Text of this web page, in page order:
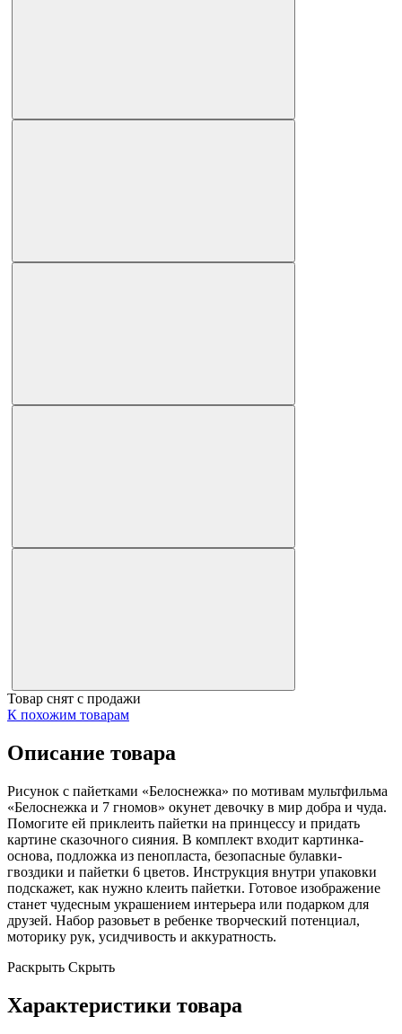
Товар снят с продажи
К похожим товарам
Описание товара
Рисунок с пайетками «Белоснежка» по мотивам мультфильма
«Белоснежка и 7 гномов» окунет девочку в мир добра и чуда.
Помогите ей приклеить пайетки на принцессу и придать
картине сказочного сияния. В комплект входит картинка-
основа, подложка из пенопласта, безопасные булавки-
гвоздики и пайетки 6 цветов. Инструкция внутри упаковки
подскажет, как нужно клеить пайетки. Готовое изображение
станет чудесным украшением интерьера или подарком для
друзей. Набор разовьет в ребенке творческий потенциал,
моторику рук, усидчивость и аккуратность.
Раскрыть Скрыть
Характеристики товара